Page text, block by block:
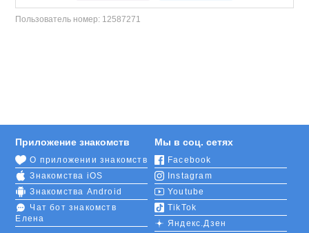
Пользователь номер: 12587271
Приложение знакомств
О приложении знакомств
Знакомства iOS
Знакомства Android
Чат бот знакомств
Елена
Мы в соц. сетях
Facebook
Instagram
Youtube
TikTok
Яндекс.Дзен